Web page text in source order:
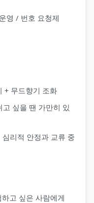
영 / 번호 요청제
+ 무드향기 조화
싶을 땐 가만히 있
리적 안정과 교류 중
고 싶은 사람에게